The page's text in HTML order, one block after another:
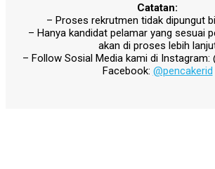
Catatan:
– Proses rekrutmen tidak dipungut
– Hanya kandidat pelamar yang sesuai
akan di proses lebih
– Follow Sosial Media kami di Instagram:
Facebook: @pencakerid